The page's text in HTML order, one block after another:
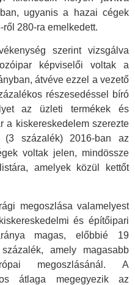
ugyanis a hazai cégek
280-ra emelkedett.
szerint vizsgálva
képviselői voltak a
átvéve ezzel a vezető
részesedéssel bíró
az üzleti termékek és
a kiskereskedelem szerezte
(3 százalék) 2016-ban az
voltak jelen, mindössze
amelyek közül kettőt
megoszlása valamelyest
és építőipari
magas, előbbié 19
amely magasabb
megoszlásánál. A
átlaga megegyezik az